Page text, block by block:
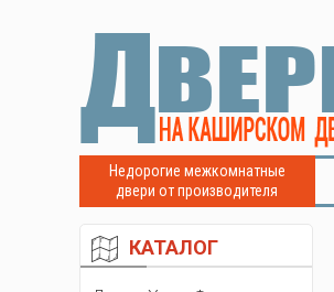
Недорогие межкомнатные
двери от производителя
КАТАЛОГ